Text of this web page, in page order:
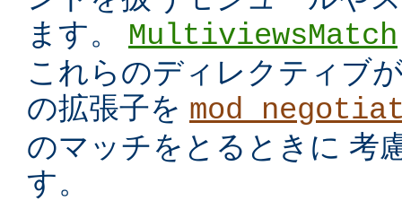
ます。 MultiviewsMatch
これらのディレクティブ
の拡張子を
のマッチをとるときに 考
す。